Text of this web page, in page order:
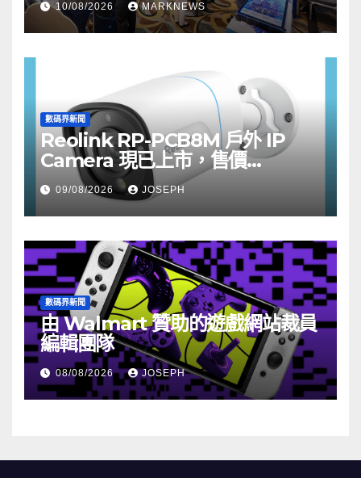
10/08/2026 MARKNEWS
數碼界新聞
Reolink RP-PCB8M 戶外 IP
Camera 現已上市，售價
HK$722
09/08/2026 JOSEPH
數碼界新聞
由 Walmart 贊助的遊戲網站裁員
編輯團隊
08/08/2026 JOSEPH